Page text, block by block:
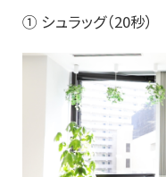
① シュラッグ（20秒）